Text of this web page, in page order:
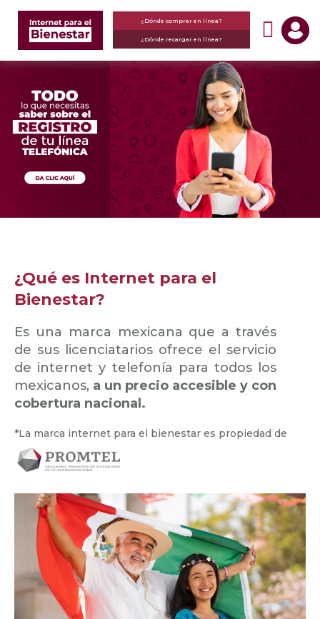
¿Dónde comprar en línea?
¿Dónde recargar en línea?
¿Qué es Internet para el
Bienestar?
Es una marca mexicana que a través
de sus licenciatarios ofrece el servicio
de internet y telefonía para todos los
mexicanos, a un precio accesible y con
cobertura nacional.
*La marca internet para el bienestar es propiedad de